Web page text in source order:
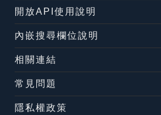
開放API使用說明
內嵌搜尋欄位說明
相關連結
常見問題
隱私權政策